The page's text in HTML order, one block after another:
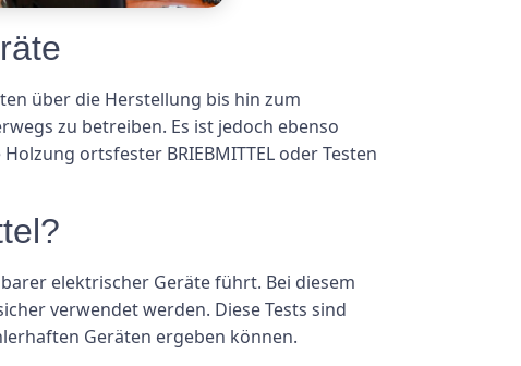
über die Herstellung bis hin zum
zu betreiben. Es ist jedoch ebenso
ortsfester BRIEBMITTEL oder Testen
elektrischer Geräte führt. Bei diesem
verwendet werden. Diese Tests sind
Geräten ergeben können.